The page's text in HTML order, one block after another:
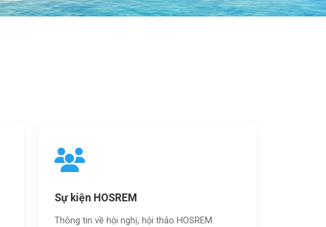
Sự kiện HOSREM
Thông tin về hội nghị, hội thảo HOSREM